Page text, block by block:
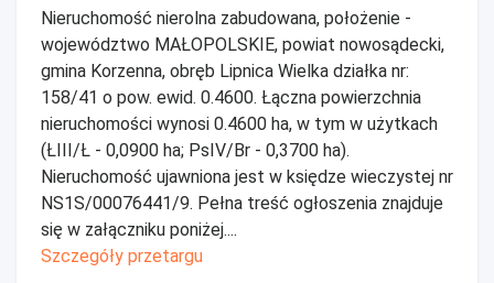
Nieruchomość nierolna zabudowana, położenie -
województwo MAŁOPOLSKIE, powiat nowosądecki,
gmina Korzenna, obręb Lipnica Wielka działka nr:
158/41 o pow. ewid. 0.4600. Łączna powierzchnia
nieruchomości wynosi 0.4600 ha, w tym w użytkach
(ŁIII/Ł - 0,0900 ha; PsIV/Br - 0,3700 ha).
Nieruchomość ujawniona jest w księdze wieczystej nr
NS1S/00076441/9. Pełna treść ogłoszenia znajduje
się w załączniku poniżej....
Szczegóły przetargu